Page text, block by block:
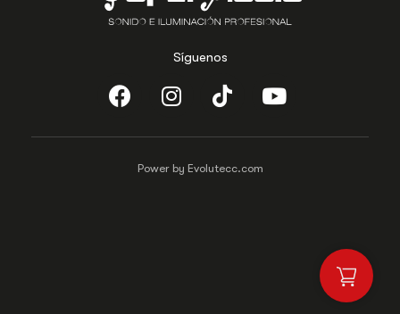
Síguenos
Power by Evolutecc.com